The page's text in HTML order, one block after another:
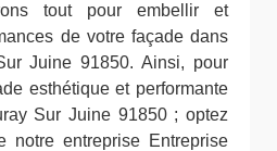
tout pour embellir et
de votre façade dans
Juine 91850. Ainsi, pour
esthétique et performante
Sur Juine 91850 ; optez
notre entreprise Entreprise